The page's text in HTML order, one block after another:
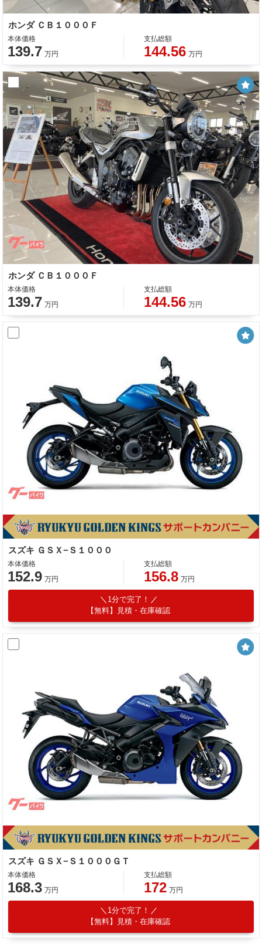
ホンダ ＣＢ１０００Ｆ
本体価格
139.7 万円
支払総額
144.56 万円
ホンダ ＣＢ１０００Ｆ
本体価格
139.7 万円
支払総額
144.56 万円
スズキ ＧＳＸ−Ｓ１０００
本体価格
152.9 万円
支払総額
156.8 万円
1分で完了！
【無料】見積・在庫確認
スズキ ＧＳＸ−Ｓ１０００ＧＴ
本体価格
168.3 万円
支払総額
172 万円
1分で完了！
【無料】見積・在庫確認